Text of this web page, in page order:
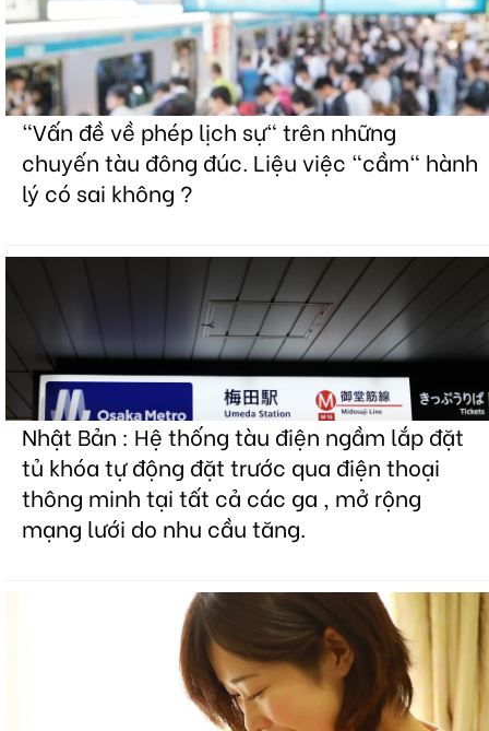
"Vấn đề về phép lịch sự" trên những
chuyến tàu đông đúc. Liệu việc "cầm" hành
lý có sai không ?
Nhật Bản : Hệ thống tàu điện ngầm lắp đặt
tủ khóa tự động đặt trước qua điện thoại
thông minh tại tất cả các ga , mở rộng
mạng lưới do nhu cầu tăng.